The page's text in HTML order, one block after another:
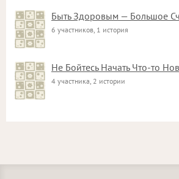
Быть Здоровым — Большое
6 участников, 1 история
Не Бойтесь Начать Что-то
4 участника, 2 истории